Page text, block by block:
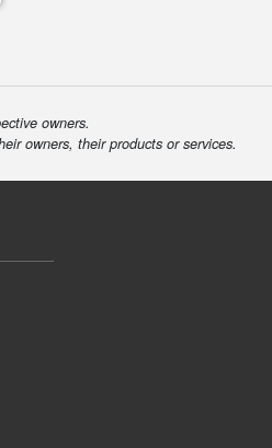
owners.
owners, their products or services.